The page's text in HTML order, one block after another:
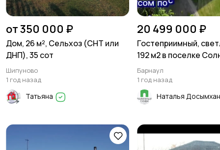
от 350 000 ₽
Дом, 26 м², Сельхоз (СНТ или
ДНП), 35 сот
Шипуново
1 год назад
Татьяна
20 499 000 ₽
Гостеприимный,
192 м2 в поселке
пoляна
Барнаул
1 год назад
Наталья